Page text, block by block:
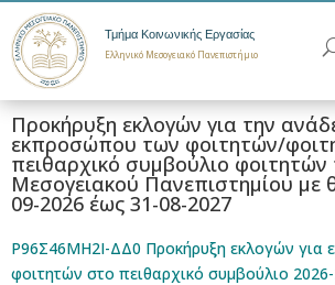
Τμήμα Κοινωνικής Εργασίας
Ελληνικό Μεσογειακό Πανεπιστήμιο
Προκήρυξη εκλογών για την
εκπροσώπου των φοιτητών/
πειθαρχικό συμβούλιο φοιτητών
Μεσογειακού Πανεπιστημίου με
09-2026 έως 31-08-2027
Ρ96Σ46ΜΗ2Ι-ΔΔ0 Προκήρυξη εκλογών για
φοιτητών στο πειθαρχικό συμβούλιο